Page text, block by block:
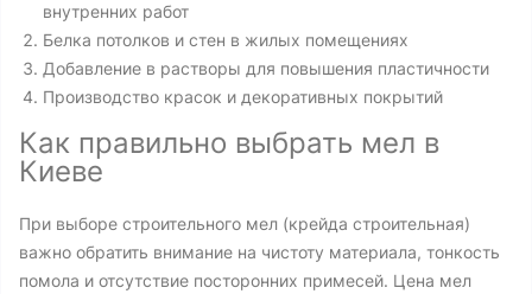
внутренних работ
Белка потолков и стен в жилых помещениях
Добавление в растворы для повышения пластичности
Производство красок и декоративных покрытий
Как правильно выбрать мел в
Киеве
При выборе строительного мел (крейда строительная)
важно обратить внимание на чистоту материала, тонкость
помола и отсутствие посторонних примесей. Цена мел